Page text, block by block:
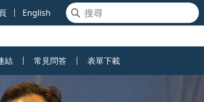
English
結 常見問答 表單下載